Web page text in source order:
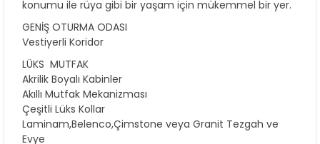
konumu ile rüya gibi bir yaşam için mükemmel bir yer.
GENİŞ OTURMA ODASI
Vestiyerli Koridor
LÜKS MUTFAK
Akrilik Boyalı Kabinler
Akıllı Mutfak Mekanizması
Çeşitli Lüks Kollar
Laminam,Belenco,Çimstone veya Granit Tezgah ve
Evye